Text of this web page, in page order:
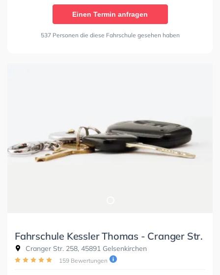
Einen Termin anfragen
537 Personen die diese Fahrschule gesehen haben
Fahrschule Kessler Thomas - Cranger Str.
Cranger Str. 258, 45891 Gelsenkirchen
159 Bewertungen